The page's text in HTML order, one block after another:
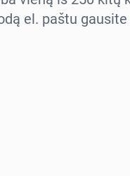
el. paštu